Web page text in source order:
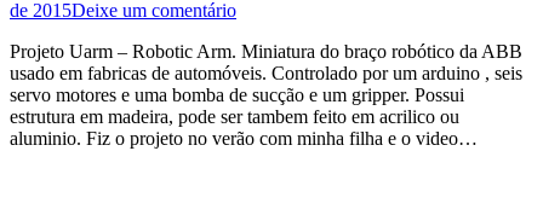
de 2015Deixe um comentário
Projeto Uarm – Robotic Arm. Miniatura do braço robótico da ABB
usado em fabricas de automóveis. Controlado por um arduino , seis
servo motores e uma bomba de sucção e um gripper. Possui
estrutura em madeira, pode ser tambem feito em acrilico ou
aluminio. Fiz o projeto no verão com minha filha e o video…